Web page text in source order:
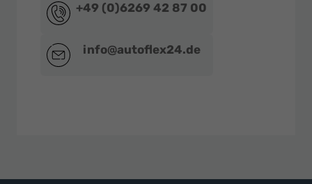
+49 (0)6269 42 87 00
info@autoflex24.de